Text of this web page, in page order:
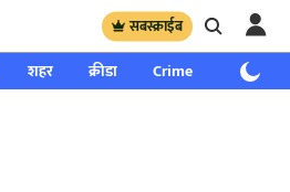
सबस्क्राईब
शहर क्रीडा Crime साप्ताहिक